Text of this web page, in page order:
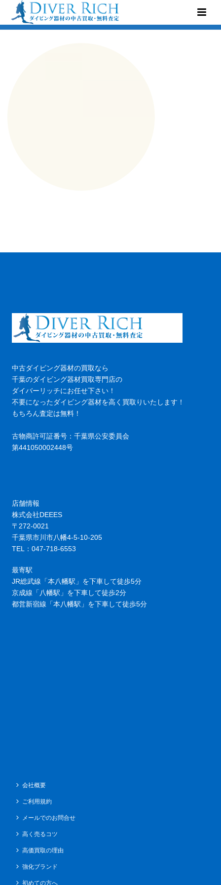
中古ダイビング器材の買取なら
千葉のダイビング器材買取専門店の
ダイバーリッチにお任せ下さい！
不要になったダイビング器材を高く買取りいたします！
もちろん査定は無料！
古物商許可証番号：千葉県公安委員会
第441050002448号
店舗情報
株式会社DEEES
〒272-0021
千葉県市川市八幡4-5-10-205
TEL：047-718-6553
最寄駅
JR総武線「本八幡駅」を下車して徒歩5分
京成線「八幡駅」を下車して徒歩2分
都営新宿線「本八幡駅」を下車して徒歩5分
会社概要
ご利用規約
メールでのお問合せ
高く売るコツ
高価買取の理由
強化ブランド
初めての方へ